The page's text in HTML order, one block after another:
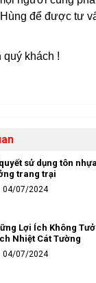
để được tư
quý khách !
sử dụng tôn
trang trại
04/07/2024
Lợi Ích Không
Nhiệt Cát Tường
04/07/2024